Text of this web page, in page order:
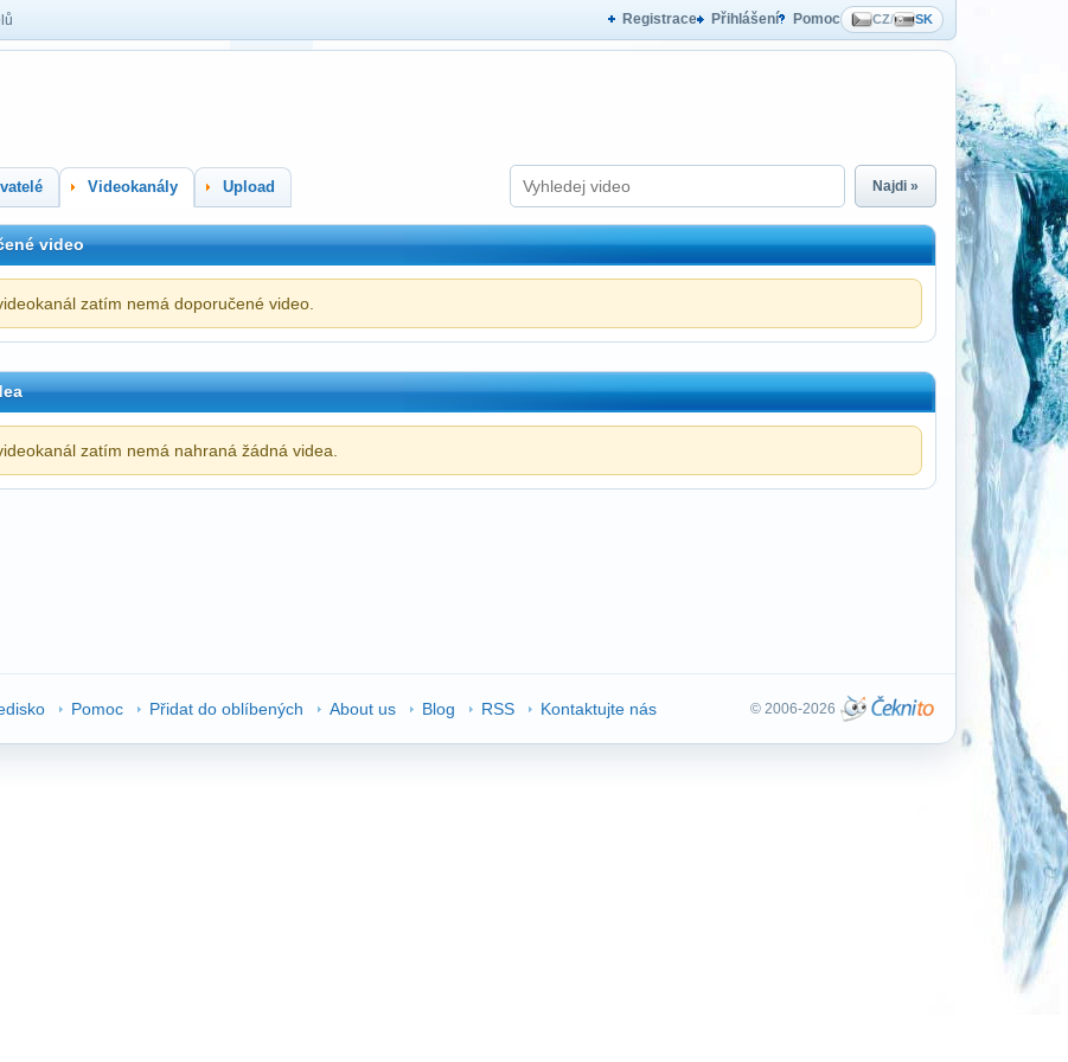
Registrace Přihlášení Pomoc CZ/ SK
Videokanály Upload Najdi »
video
zatím nemá doporučené video.
zatím nemá nahraná žádná videa.
Pomoc Přidat do oblíbených About us Blog RSS Kontaktujte nás © 2006-2026